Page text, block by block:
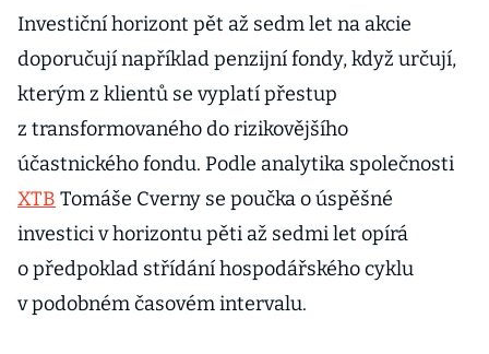
Investiční horizont pět až sedm let na akcie
doporučují například penzijní fondy, když určují,
kterým z klientů se vyplatí přestup
z transformovaného do rizikovějšího
účastnického fondu. Podle analytika společnosti
XTB Tomáše Cverny se poučka o úspěšné
investici v horizontu pěti až sedmi let opírá
o předpoklad střídání hospodářského cyklu
v podobném časovém intervalu.